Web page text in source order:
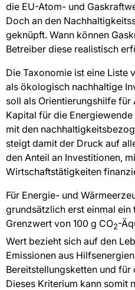
die EU-Atom- und
Doch an den
geknüpft. Wann können
Betreiber diese realistisch
Die Taxonomie ist eine Liste
als ökologisch nachhaltige
soll als Orientierungshilfe für
Kapital für die
mit den
steigt damit der Druck auf
den Anteil an Investitionen,
Wirtschaftstätigkeiten
Für Energie- und
grundsätzlich erst einmal
Grenzwert von 100 g CO2-
Wert bezieht sich auf den
Emissionen aus
Bereitstellungsketten und
Dieses Kriterium kann somit